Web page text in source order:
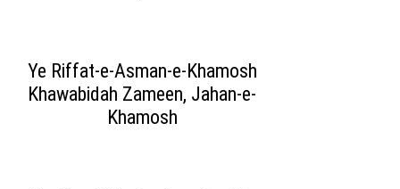
Ye Riffat-e-Asman-e-Khamosh
Khawabidah Zameen, Jahan-e-
Khamosh